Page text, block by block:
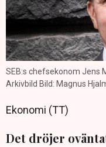
SEB:s chefsekonom Jens
Arkivbild Bild: Magnus
Ekonomi (TT)
Det dröjer